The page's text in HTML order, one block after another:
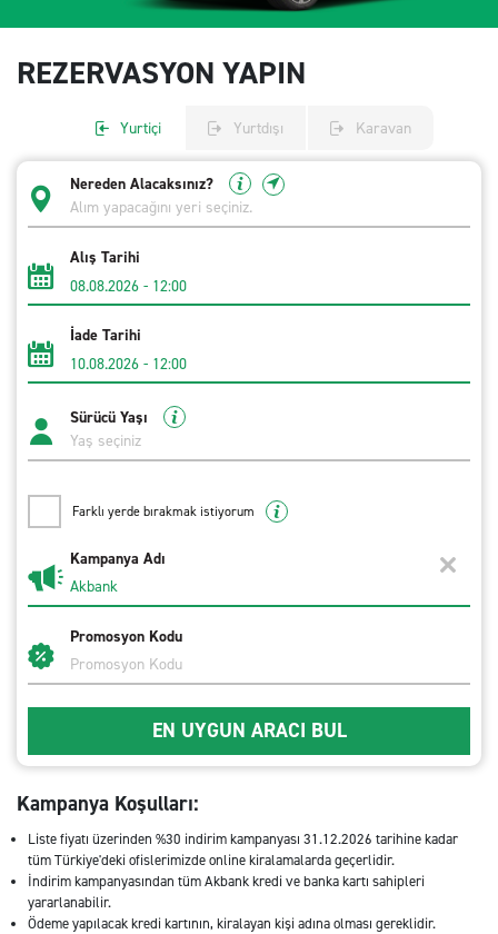
REZERVASYON YAPIN
Yurtiçi Yurtdışı Karavan
Nereden Alacaksınız?
Alış Tarihi
08.08.2026 - 12:00
İade Tarihi
10.08.2026 - 12:00
Sürücü Yaşı
Farklı yerde bırakmak istiyorum
Kampanya Adı
Promosyon Kodu
EN UYGUN ARACI BUL
Kampanya Koşulları:
Liste fiyatı üzerinden %30 indirim kampanyası 31.12.2026 tarihine kadar
tüm Türkiye'deki ofislerimizde online kiralamalarda geçerlidir.
İndirim kampanyasından tüm Akbank kredi ve banka kartı sahipleri
yararlanabilir.
Ödeme yapılacak kredi kartının, kiralayan kişi adına olması gereklidir.